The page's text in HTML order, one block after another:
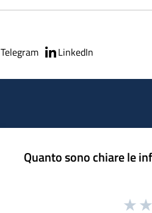
Telegram LinkedIn
Quanto sono chiare le